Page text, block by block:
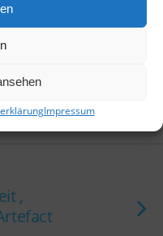
Impressum
,